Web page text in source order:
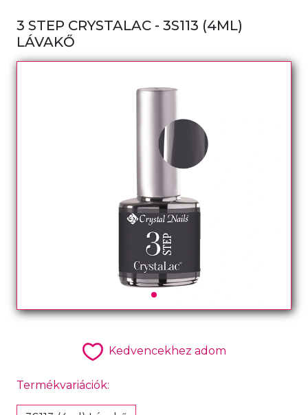
3 STEP CRYSTALAC - 3S113 (4ML)
LÁVAKŐ
Kedvencekhez adom
Termékvariációk: